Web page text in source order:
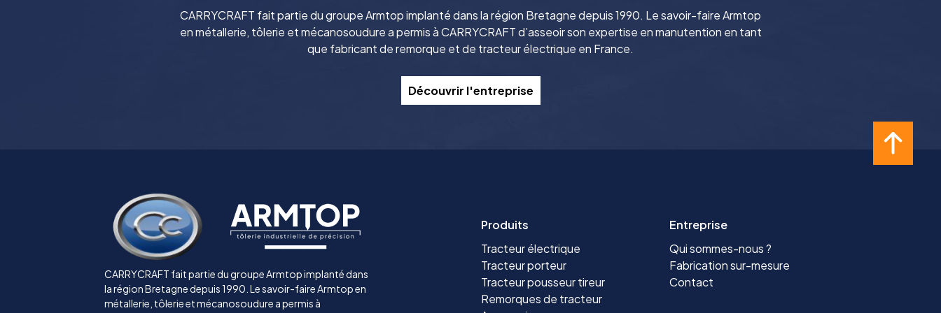
CARRYCRAFT fait partie du groupe Armtop implanté dans la région Bretagne depuis 1990. Le savoir-faire Armtop
en métallerie, tôlerie et mécanosoudure a permis à CARRYCRAFT d’asseoir son expertise en manutention en tant
que fabricant de remorque et de tracteur électrique en France.
Découvrir l'entreprise
CARRYCRAFT fait partie du groupe Armtop implanté dans
la région Bretagne depuis 1990. Le savoir-faire Armtop en
métallerie, tôlerie et mécanosoudure a permis à
Produits
Tracteur électrique
Tracteur porteur
Tracteur pousseur tireur
Remorques de tracteur
Entreprise
Qui sommes-nous ?
Fabrication sur-mesure
Contact